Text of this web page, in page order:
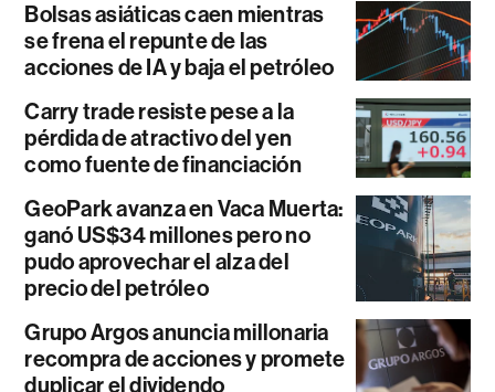
Bolsas asiáticas caen mientras
se frena el repunte de las
acciones de IA y baja el petróleo
Carry trade resiste pese a la
pérdida de atractivo del yen
como fuente de financiación
GeoPark avanza en Vaca Muerta:
ganó US$34 millones pero no
pudo aprovechar el alza del
precio del petróleo
Grupo Argos anuncia millonaria
recompra de acciones y promete
duplicar el dividendo